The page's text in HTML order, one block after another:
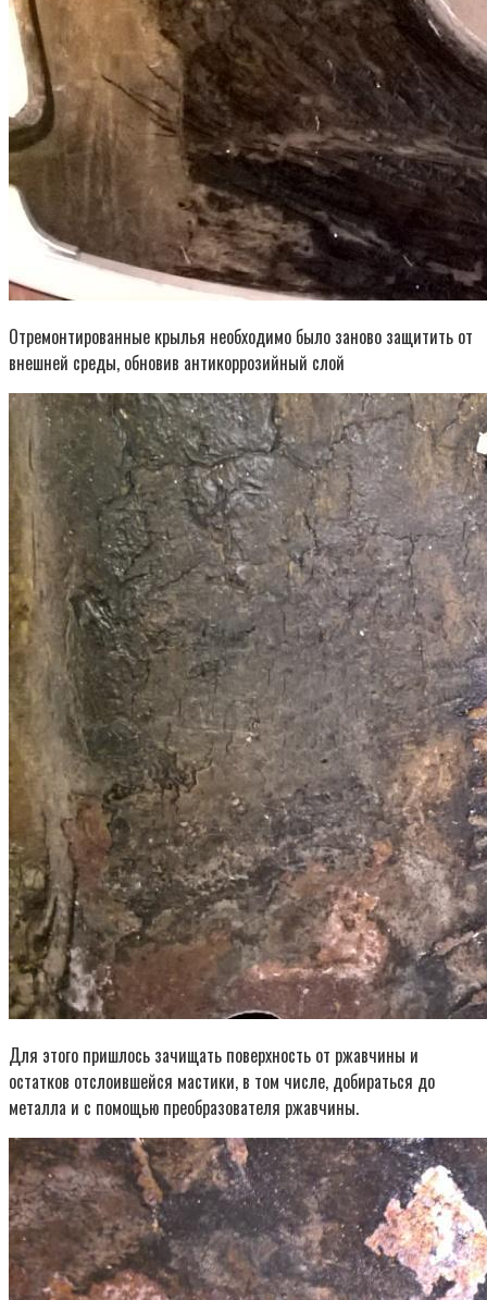
Отремонтированные крылья необходимо было заново защитить от
внешней среды, обновив антикоррозийный слой
Для этого пришлось зачищать поверхность от ржавчины и
остатков отслоившейся мастики, в том числе, добираться до
металла и с помощью преобразователя ржавчины.